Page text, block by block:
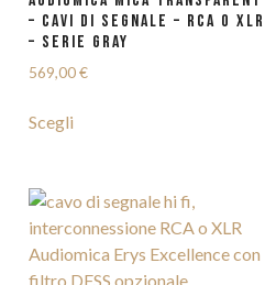
– CAVI DI SEGNALE – RCA o XLR
– SERIE GRAY
569,00€
Scegli